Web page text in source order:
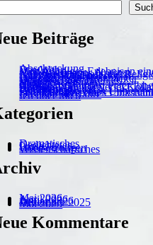
Beiträge
Abschreckung
Das Wehr
Merkwürdiges Erlebnis in
Karl Rossmanns Notizen
Naturwissenschaft und
Auf eine Balkendecke
Insel der Delphine
Der einarmige Holzhacker
Dezembergedanken 2025
Mädels
Blüthner
Malte Ossenblom
George duMaurier: Peter
Barbara Will: Zweierlei
Hermann Weller: Y
Patriotentod
Erinnerungen eines
Schulaufsätze eines
Das Jahr der Jahre
Ich über mich
Dramatisches
Gedichtetes
Prosa
Übersetzungen
Wissenschaftiches
Mai 2026
April 2026
Januar 2026
Dezember 2025
Mai 2025
Kommentare